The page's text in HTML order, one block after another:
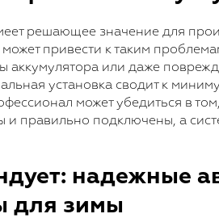
решающее значение для
привести к таким
аккумулятора или даже
установка сводит к
может убедиться в
и правильно подключены, а
надежные
для зимы